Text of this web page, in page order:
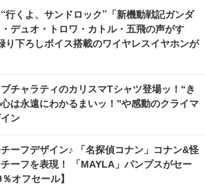
行くよ、サンドロック”「新機動戦記ガンダ
デュオ・トロワ・カトル・五飛の声がす
下ろしボイス搭載のワイヤレスイヤホンが
ブチャラティのカリスマTシャツ登場ッ！“き
は永遠にわかるまいッ！”や感動のクライマ
ン
ーフデザイン♪ 「名探偵コナン」コナン&怪
ーフを表現！ 「MAYLA」パンプスがセー
オフセール】